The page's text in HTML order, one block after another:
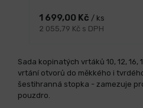
1 699,00 Kč / ks
2 055,79 Kč s DPH
Sada kopinatých vrtáků 10, 12, 16,
vrtání otvorů do měkkého i
šestihranná stopka - zamezuje
pouzdro.